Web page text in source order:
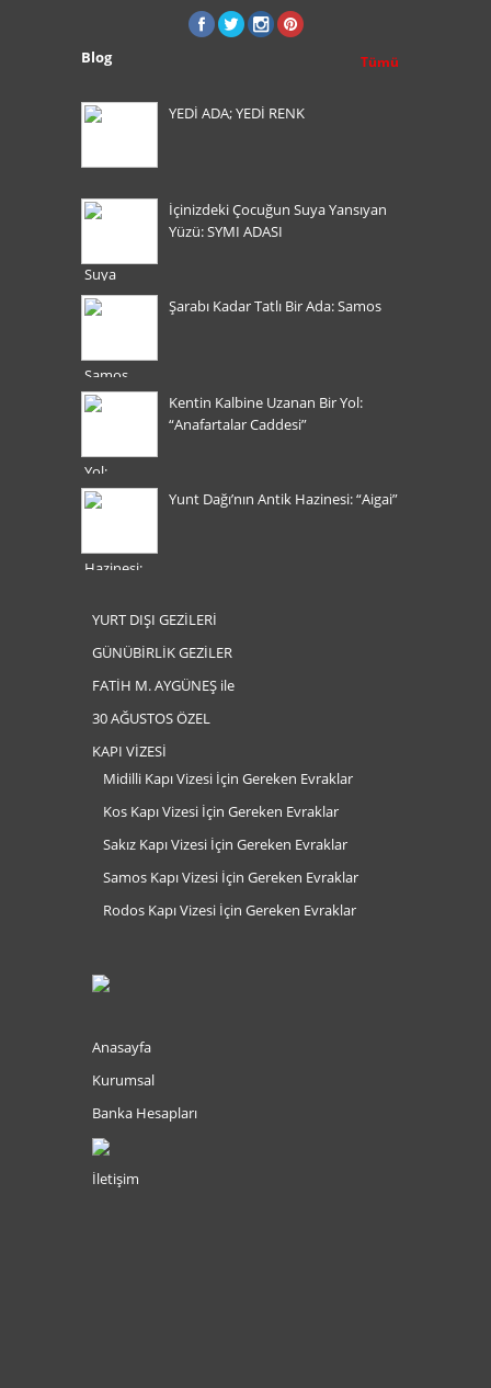
Blog Tümü
YEDİ ADA; YEDİ RENK
İçinizdeki Çocuğun Suya Yansıyan
Yüzü: SYMI ADASI
Şarabı Kadar Tatlı Bir Ada: Samos
Kentin Kalbine Uzanan Bir Yol:
“Anafartalar Caddesi”
Yunt Dağı’nın Antik Hazinesi: “Aigai”
YURT DIŞI GEZİLERİ
GÜNÜBİRLİK GEZİLER
FATİH M. AYGÜNEŞ ile
30 AĞUSTOS ÖZEL
KAPI VİZESİ
Midilli Kapı Vizesi İçin Gereken Evraklar
Kos Kapı Vizesi İçin Gereken Evraklar
Sakız Kapı Vizesi İçin Gereken Evraklar
Samos Kapı Vizesi İçin Gereken Evraklar
Rodos Kapı Vizesi İçin Gereken Evraklar
Anasayfa
Kurumsal
Banka Hesapları
İletişim